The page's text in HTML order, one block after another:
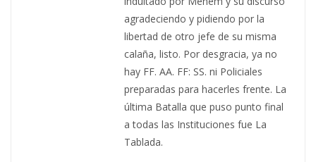
agradeciendo y pidiendo por la
libertad de otro jefe de su misma
calaña, listo. Por desgracia, ya no
hay FF. AA. FF: SS. ni Policiales
preparadas para hacerles frente. La
última Batalla que puso punto final
a todas las Instituciones fue La
Tablada.